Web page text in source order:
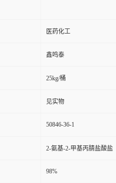
医药化工
鑫鸣泰
25kg/桶
见实物
50846-36-1
2-氨基-2-甲基丙腈盐酸盐
98%